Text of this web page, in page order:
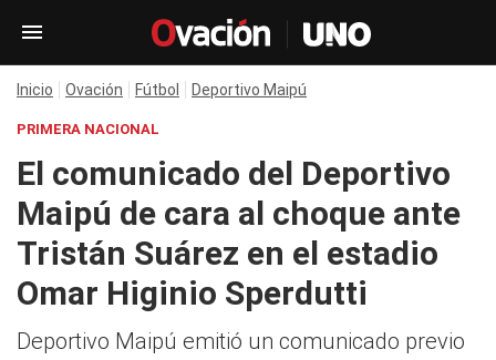
Inicio Ovación Fútbol Deportivo Maipú
PRIMERA NACIONAL
El comunicado del Deportivo
Maipú de cara al choque ante
Tristán Suárez en el estadio
Omar Higinio Sperdutti
Deportivo Maipú emitió un comunicado previo